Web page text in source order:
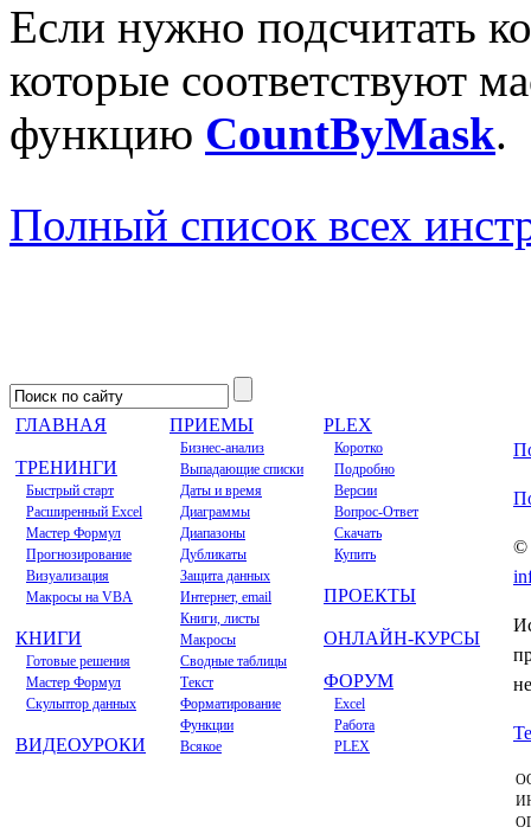
Если нужно подсчитать
которые соответствуют
функцию CountByMask.
Полный список всех
ГЛАВНАЯ
ТРЕНИНГИ
Быстрый старт
Расширенный Excel
Мастер Формул
Прогнозирование
Визуализация
Макросы на VBA
КНИГИ
Готовые решения
Мастер Формул
Скульптор данных
ВИДЕОУРОКИ
ПРИЕМЫ
Бизнес-анализ
Выпадающие списки
Даты и время
Диаграммы
Диапазоны
Дубликаты
Защита данных
Интернет, email
Книги, листы
Макросы
Сводные таблицы
Текст
Форматирование
Функции
Всякое
PLEX
Коротко
Подробно
Версии
Вопрос-Ответ
Скачать
Купить
ПРОЕКТЫ
ОНЛАЙН-КУРСЫ
ФОРУМ
Excel
Работа
PLEX
©